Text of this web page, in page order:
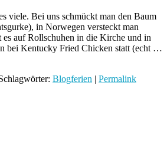
viele. Bei uns schmückt man den Baum
in Norwegen versteckt man
es auf Rollschuhen in die Kirche und in
bei Kentucky Fried Chicken statt (echt …
Blogferien Permalink